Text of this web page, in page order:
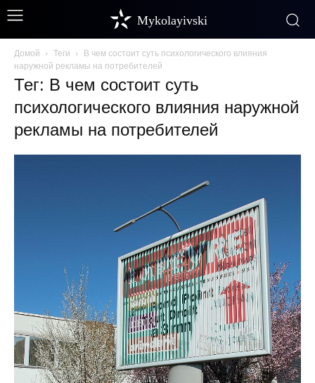
Mykolayivski
Домой Теги
В чем состоит суть психологического влияния
наружной рекламы на потребителей
Тег: В чем состоит суть
психологического влияния наружной
рекламы на потребителей